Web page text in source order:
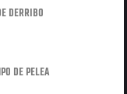
DERRIBO
DE PELEA